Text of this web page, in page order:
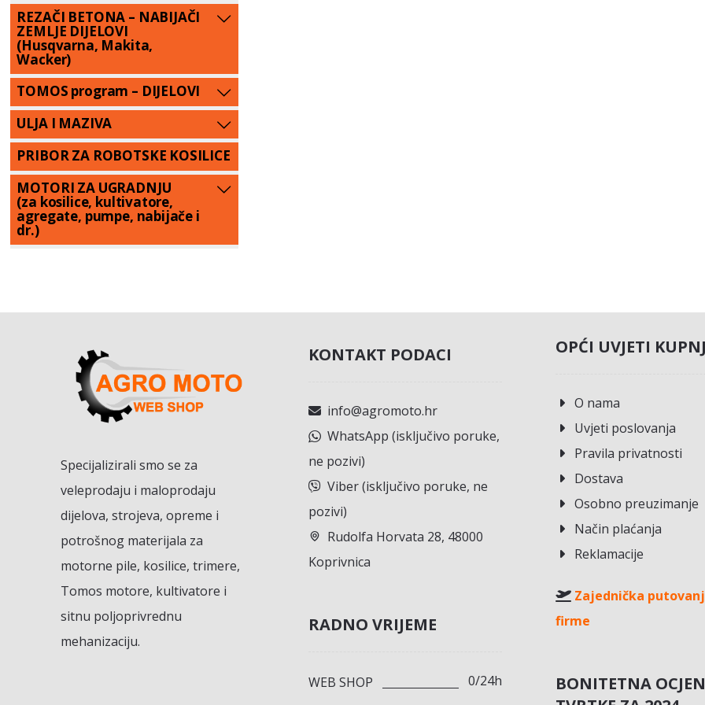
REZAČI BETONA – NABIJAČI
ZEMLJE DIJELOVI
(Husqvarna, Makita,
Wacker)
TOMOS program – DIJELOVI
ULJA I MAZIVA
PRIBOR ZA ROBOTSKE KOSILICE
MOTORI ZA UGRADNJU
(za kosilice, kultivatore,
agregate, pumpe, nabijače i
dr.)
Specijalizirali smo se za
veleprodaju i maloprodaju
dijelova, strojeva, opreme i
potrošnog materijala za
motorne pile, kosilice, trimere,
Tomos motore, kultivatore i
sitnu poljoprivrednu
mehanizaciju.
KONTAKT PODACI
info@agromoto.hr
WhatsApp (isključivo poruke,
ne pozivi)
Viber (isključivo poruke, ne
pozivi)
Rudolfa Horvata 28, 48000
Koprivnica
RADNO VRIJEME
WEB SHOP 0/24h
OPĆI UVJETI
O nama
Uvjeti poslovanja
Pravila privatnosti
Dostava
Osobno preuzimanje
Način plaćanja
Reklamacije
Zajednička
firme
BONITETNA